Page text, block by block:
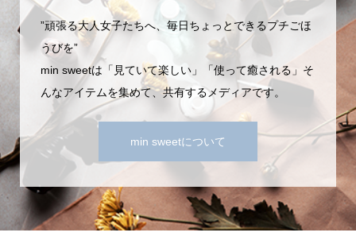
”頑張る大人女子たちへ、毎日ちょっとできるプチごほ
うびを”
min sweetは「見ていて楽しい」「使って癒される」そ
んなアイテムを集めて、共有するメディアです。
min sweetについて